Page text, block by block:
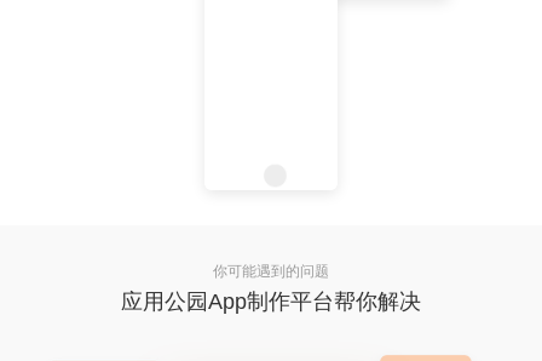
你可能遇到的问题
应用公园App制作平台帮你解决